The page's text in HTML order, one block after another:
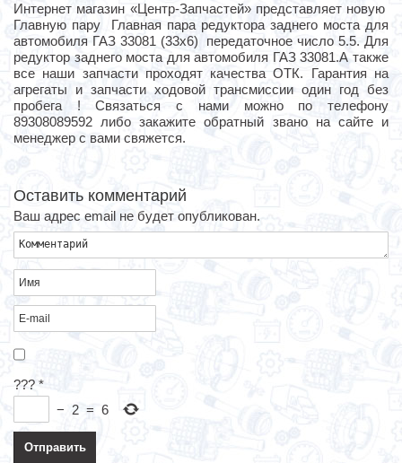
Интернет магазин «Центр-Запчастей» представляет новую
Главную пару Главная пара редуктора заднего моста для
автомобиля ГАЗ 33081 (33х6) передаточное число 5.5. Для
редуктор заднего моста для автомобиля ГАЗ 33081.А также
все наши запчасти проходят качества ОТК. Гарантия на
агрегаты и запчасти ходовой трансмиссии один год без
пробега ! Связаться с нами можно по телефону
89308089592 либо закажите обратный звано на сайте и
менеджер с вами свяжется.
Оставить комментарий
Ваш адрес email не будет опубликован.
??? *
− 2 = 6